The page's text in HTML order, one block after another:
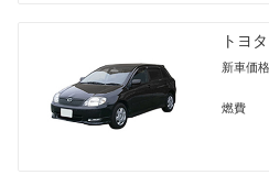
トヨ
新車価格
燃費